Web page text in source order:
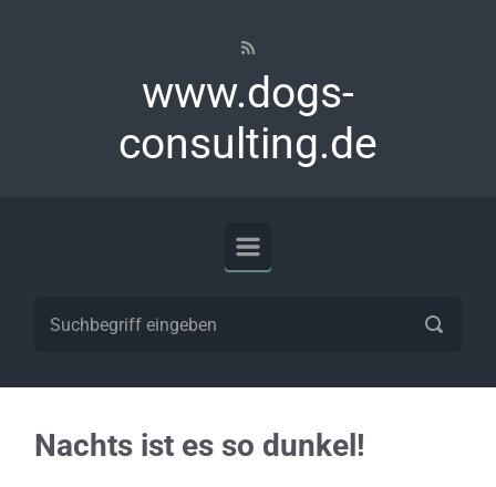
www.dogs-
consulting.de
Nachts ist es so dunkel!